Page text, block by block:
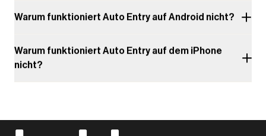
Warum funktioniert Auto Entry auf Android nicht?
Warum funktioniert Auto Entry auf dem iPhone
nicht?